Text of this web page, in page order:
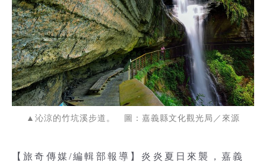
▲沁涼的竹坑溪步道。 圖：嘉義縣文化觀光局／來源
【旅奇傳媒/編輯部報導】炎炎夏日來襲，嘉義